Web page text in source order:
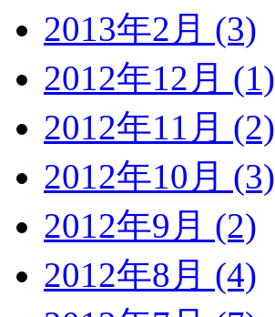
2013年2月 (3)
2012年12月 (1)
2012年11月 (2)
2012年10月 (3)
2012年9月 (2)
2012年8月 (4)